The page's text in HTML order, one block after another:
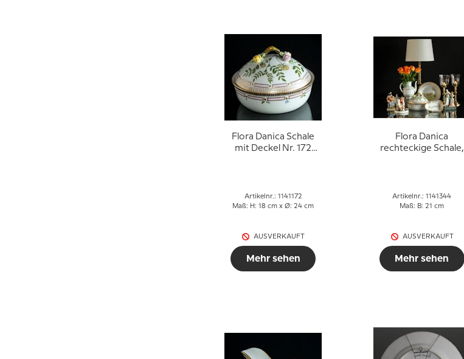
Flora Danica Schale
mit Deckel Nr. 172
Copenhagen
Artikelnr.: 1141172
Maß: H: 18 cm x Ø: 24 cm
AUSVERKAUFT
Mehr sehen
Flora Danica
rechteckige Schale,
Artikelnr.: 1141344
Maß: B: 21 cm
AUSVERKAUFT
Mehr sehen